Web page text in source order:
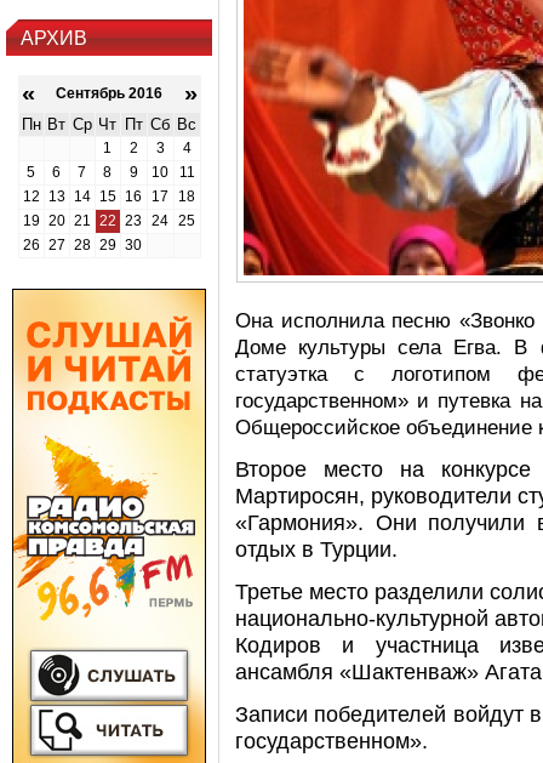
АРХИВ
« Сентябрь 2016 »
Пн Вт Ср Чт Пт Сб Вс
1 2 3
4
5
6 7 8 9 10
11
12
13 14 15 16 17
18
19 20 21 22 23 24 25
26 27 28 29 30
Она исполнила песню
Доме культуры села Егва. В
статуэтка с логотипом
государственном» и путевка
Общероссийское объединение
Второе место на
Мартиросян, руководители
«Гармония». Они получили
отдых в Турции.
Третье место разделили
национально-культурной
Кодиров и участница
ансамбля «Шактенваж»
Записи победителей войдут
государственном».